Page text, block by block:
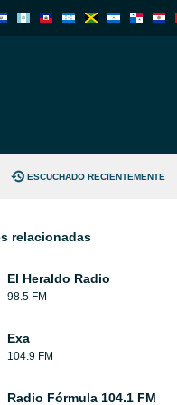
ESCUCHADO RECIENTEMENTE
relacionadas
El Heraldo Radio
98.5 FM
Exa
104.9 FM
Radio Fórmula 104.1 FM